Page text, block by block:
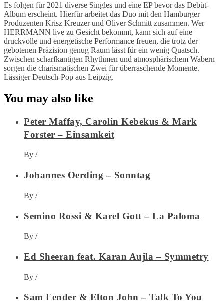
Es folgen für 2021 diverse Singles und eine EP bevor das Debüt-
Album erscheint. Hierfür arbeitet das Duo mit den Hamburger
Produzenten Krisz Kreuzer und Oliver Schmitt zusammen. Wer
HERRMANN live zu Gesicht bekommt, kann sich auf eine
druckvolle und energetische Performance freuen, die trotz der
gebotenen Präzision genug Raum lässt für ein wenig Quatsch.
Zwischen scharfkantigen Rhythmen und atmosphärischem Wabern
sorgen die charismatischen Zwei für überraschende Momente.
Lässiger Deutsch-Pop aus Leipzig.
You may also like
Peter Maffay, Carolin Kebekus & Mark
Forster – Einsamkeit
By /
Johannes Oerding – Sonntag
By /
Semino Rossi & Karel Gott – La Paloma
By /
Ed Sheeran feat. Karan Aujla – Symmetry
By /
Sam Fender & Elton John – Talk To You